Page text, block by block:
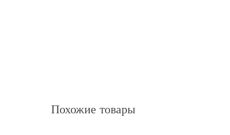
Похожие товары